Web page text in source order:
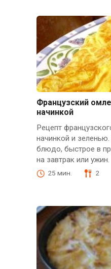
Французский
начинкой
Рецепт
начинкой и
блюдо, быстрое в
на завтрак или ужин.
25 мин. 2